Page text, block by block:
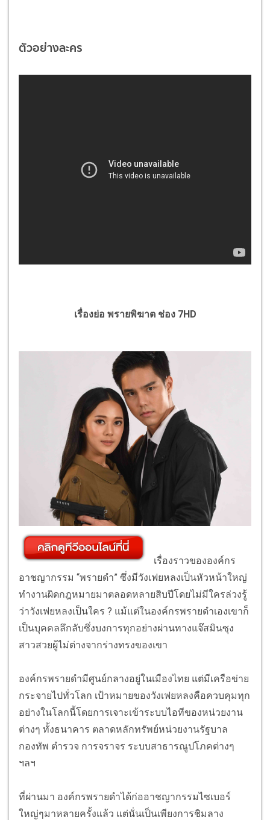
ตัวอย่างละคร
เรื่องย่อ พรายพิฆาต ช่อง 7HD
เรื่องราวขององค์กร
อาชญากรรม “พรายดำ” ซึ่งมีวังเฟยหลงเป็นหัวหน้าใหญ่
ทำงานผิดกฎหมายมาตลอดหลายสิบปีโดยไม่มีใครล่วงรู้
ว่าวังเฟยหลงเป็นใคร ? แม้แต่ในองค์กรพรายดำเองเขาก็
เป็นบุคคลลึกลับซึ่งบงการทุกอย่างผ่านทางแจ๊สมินซุง
สาวสวยผู้ไม่ต่างจากร่างทรงของเขา
องค์กรพรายดำมีศูนย์กลางอยู่ในเมืองไทย แต่มีเครือข่าย
กระจายไปทั่วโลก เป้าหมายของวังเฟยหลงคือควบคุมทุก
อย่างในโลกนี้โดยการเจาะเข้าระบบไอทีของหน่วยงาน
ต่างๆ ทั้งธนาคาร ตลาดหลักทรัพย์หน่วยงานรัฐบาล
กองทัพ ตำรวจ การจราจร ระบบสาธารณูปโภคต่างๆ
ฯลฯ
ที่ผ่านมา องค์กรพรายดำได้ก่ออาชญากรรมไซเบอร์
ใหญ่ๆมาหลายครั้งแล้ว แต่นั่นเป็นเพียงการชิมลาง